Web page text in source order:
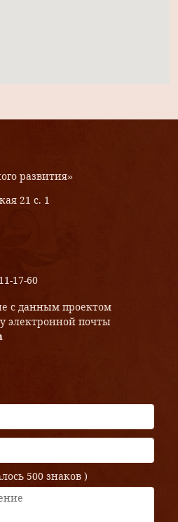
развития»
21 с. 1
17-60
с данным проектом
электронной почты
500 знаков )